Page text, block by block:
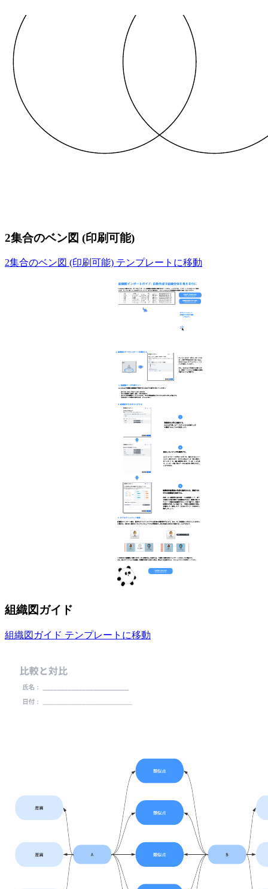
2集合のベン図 (印刷可能)
2集合のベン図 (印刷可能) テンプレートに移動
組織図ガイド
組織図ガイド テンプレートに移動